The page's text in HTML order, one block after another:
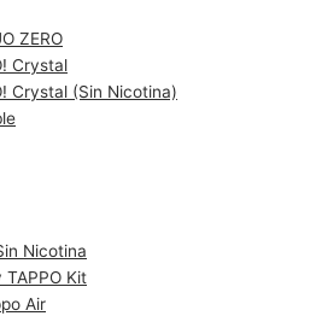
ZERO
Crystal
Crystal (Sin Nicotina)
Nicotina
Kit
Air